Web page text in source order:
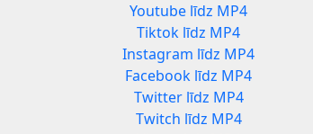
Youtube līdz MP4
Tiktok līdz MP4
Instagram līdz MP4
Facebook līdz MP4
Twitter līdz MP4
Twitch līdz MP4